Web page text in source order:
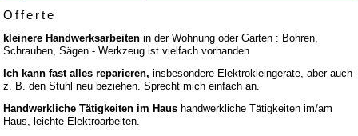
Offerte
kleinere Handwerksarbeiten in der Wohnung oder Garten : Bohren,
Schrauben, Sägen - Werkzeug ist vielfach vorhanden
Ich kann fast alles reparieren, insbesondere Elektrokleingeräte, aber auch
z. B. den Stuhl neu beziehen. Sprecht mich einfach an.
Handwerkliche Tätigkeiten im Haus handwerkliche Tätigkeiten im/am
Haus, leichte Elektroarbeiten.